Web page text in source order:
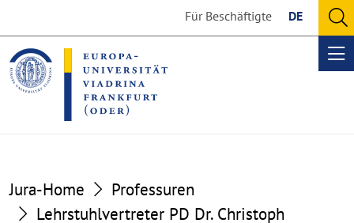
the
content
section
the
footer
section
Für Beschäftigte DE
Jura-Home
Professuren
Lehrstuhlvertreter PD Dr. Christoph